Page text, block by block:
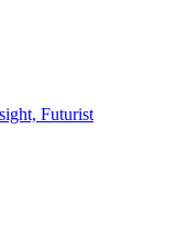
Futurist